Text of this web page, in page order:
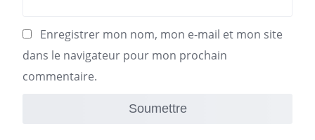
Enregistrer mon nom, mon e-mail et mon site
dans le navigateur pour mon prochain
commentaire.